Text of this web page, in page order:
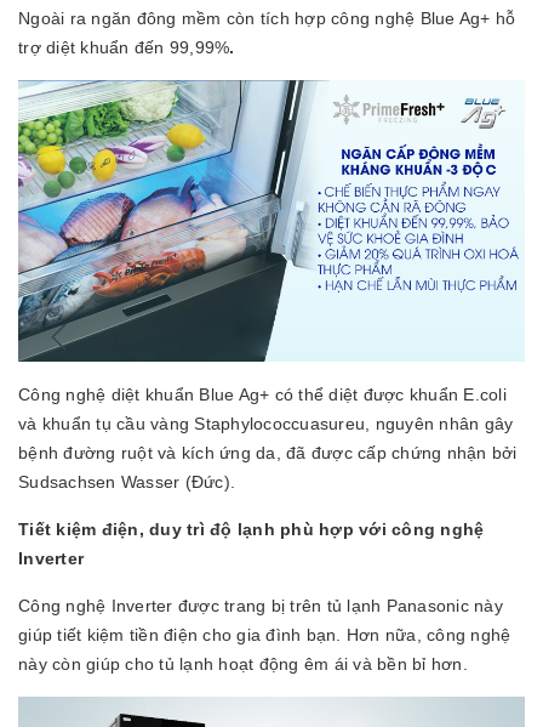
Ngoài ra ngăn đông mềm còn tích hợp công nghệ Blue Ag+ hỗ
trợ diệt khuẩn đến 99,99%.
Công nghệ diệt khuẩn Blue Ag+ có thể diệt được khuẩn E.coli
và khuẩn tụ cầu vàng Staphylococcuasureu, nguyên nhân gây
bệnh đường ruột và kích ứng da, đã được cấp chứng nhận bởi
Sudsachsen Wasser (Đức).
Tiết kiệm điện, duy trì độ lạnh phù hợp với công nghệ
Inverter
Công nghệ Inverter được trang bị trên tủ lạnh Panasonic này
giúp tiết kiệm tiền điện cho gia đình bạn. Hơn nữa, công nghệ
này còn giúp cho tủ lạnh hoạt động êm ái và bền bỉ hơn.